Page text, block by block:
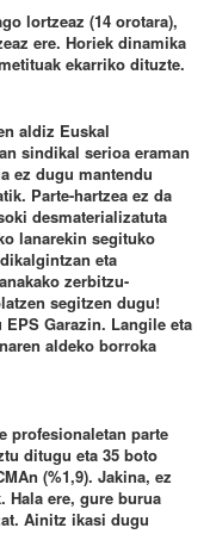
lortzeaz (14 orotara),
ere. Horiek dinamika
ekarriko dituzte.
aldiz Euskal
sindikal serioa eraman
ez dugu mantendu
Parte-hartzea ez da
desmaterializatuta
lanarekin segituko
eta
zerbitzu-
segitzen dugu!
Garazin. Langile eta
aldeko borroka
profesionaletan parte
ditugu eta 35 boto
(%1,9). Jakina, ez
Hala ere, gure burua
Ainitz ikasi dugu